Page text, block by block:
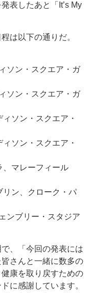
表したあと「It’s My
は以下の通りだ。
ソン・スクエア・ガ
ソン・スクエア・ガ
ソン・スクエア・
ソン・スクエア・
、マレーフィール
リン、クローク・パ
ンブリー・スタジア
、「今回の発表には
さんと一緒に数多の
康を取り戻すための
に感謝しています。